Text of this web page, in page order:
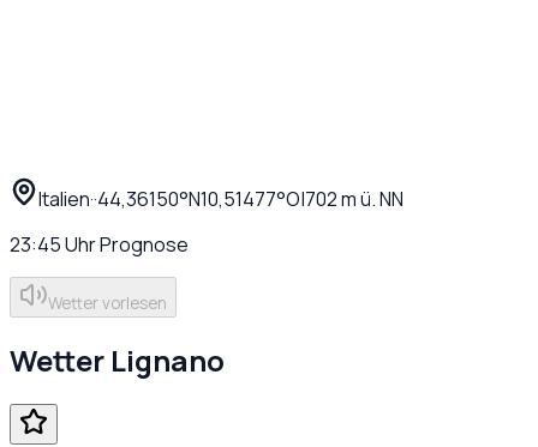
Italien··44,36150°N10,51477°O|702m ü. NN
23:45UhrPrognose
Wetter vorlesen
Wetter Lignano